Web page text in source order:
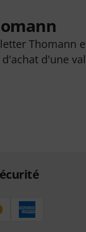
Thomann
d'une